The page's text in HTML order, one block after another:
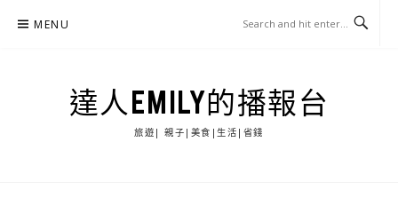
MENU
達人EMILY的播報台
旅遊| 親子|美食|生活|省錢